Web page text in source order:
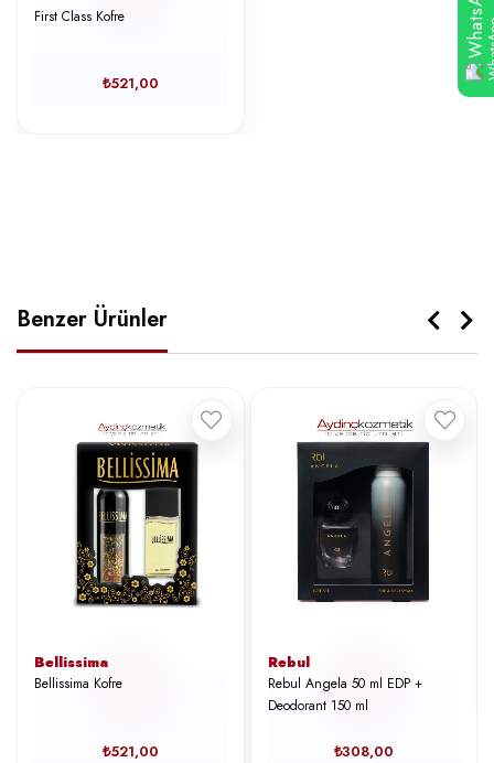
First Class Kofre
₺521,00
Benzer Ürünler
Bellissima
Bellissima Kofre
₺521,00
Rebul
Rebul Angela 50 ml EDP +
Deodorant 150 ml
₺308,00